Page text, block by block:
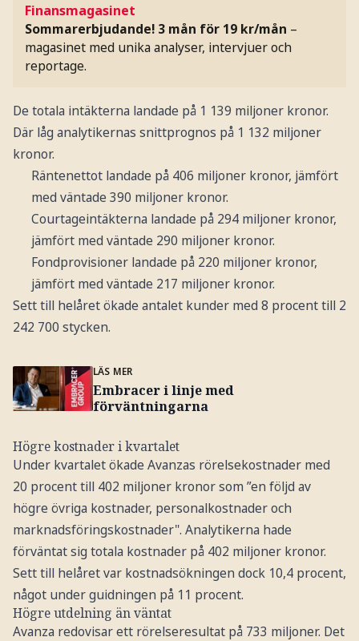
Finansmagasinet
Sommarerbjudande! 3 mån för 19 kr/mån –
magasinet med unika analyser, intervjuer och
reportage.
De totala intäkterna landade på 1 139 miljoner kronor.
Där låg analytikernas snittprognos på 1 132 miljoner
kronor.
Räntenettot landade på 406 miljoner kronor, jämfört
med väntade 390 miljoner kronor.
Courtageintäkterna landade på 294 miljoner kronor,
jämfört med väntade 290 miljoner kronor.
Fondprovisioner landade på 220 miljoner kronor,
jämfört med väntade 217 miljoner kronor.
Sett till helåret ökade antalet kunder med 8 procent till 2
242 700 stycken.
LÄS MER
Embracer i linje med
förväntningarna
Högre kostnader i kvartalet
Under kvartalet ökade Avanzas rörelsekostnader med
20 procent till 402 miljoner kronor som ”en följd av
högre övriga kostnader, personalkostnader och
marknadsföringskostnader". Analytikerna hade
förväntat sig totala kostnader på 402 miljoner kronor.
Sett till helåret var kostnadsökningen dock 10,4 procent,
något under guidningen på 11 procent.
Högre utdelning än väntat
Avanza redovisar ett rörelseresultat på 733 miljoner. Det